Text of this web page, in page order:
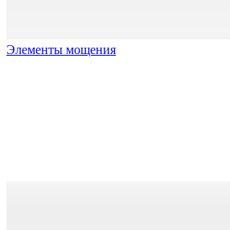
Элементы мощения